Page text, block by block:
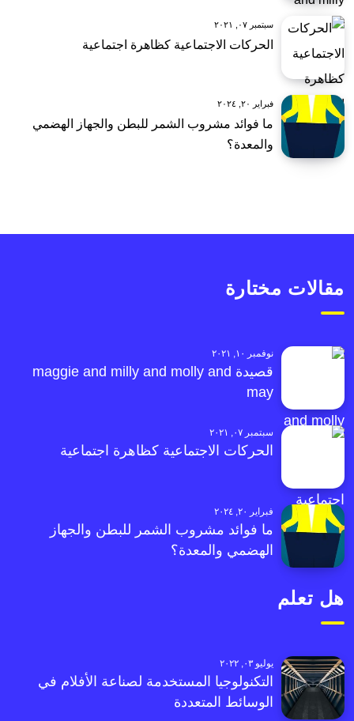
سبتمبر ٠٧, ٢٠٢١
الحركات الاجتماعية كظاهرة اجتماعية
فبراير ٢٠, ٢٠٢٤
ما فوائد مشروب الشمر للبطن والجهاز الهضمي
والمعدة؟
مقالات مختارة
نوفمبر ١٠, ٢٠٢١
قصيدة maggie and milly and molly and
may
سبتمبر ٠٧, ٢٠٢١
الحركات الاجتماعية كظاهرة اجتماعية
فبراير ٢٠, ٢٠٢٤
ما فوائد مشروب الشمر للبطن والجهاز
الهضمي والمعدة؟
هل تعلم
يوليو ٠٣, ٢٠٢٢
التكنولوجيا المستخدمة لصناعة الأفلام في
الوسائط المتعددة